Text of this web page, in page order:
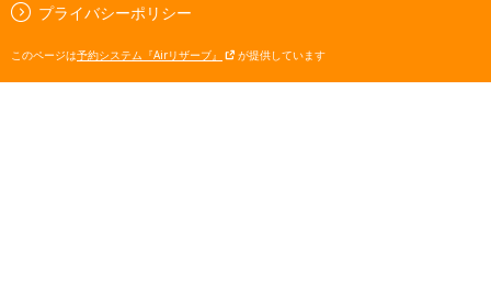
プライバシーポリシー
このページは予約システム『Airリザーブ』 が提供しています